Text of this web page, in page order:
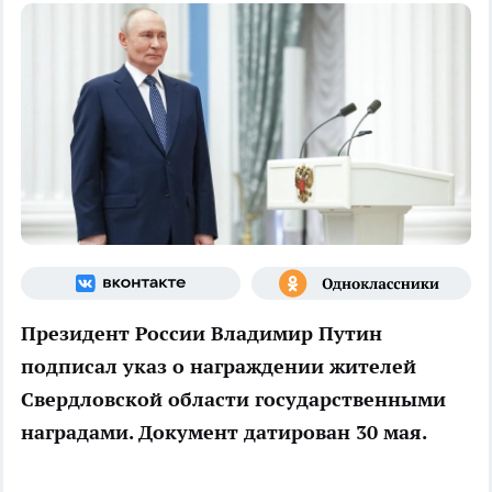
Президент России Владимир Путин
подписал указ о награждении жителей
Свердловской области государственными
наградами. Документ датирован 30 мая.